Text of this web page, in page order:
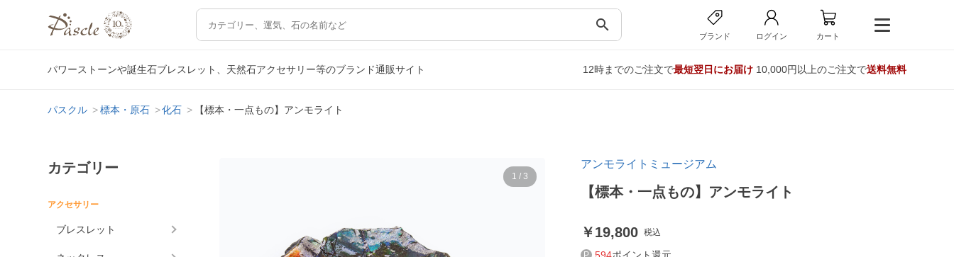
search
ブランド ログイン カート
パワーストーンや誕生石ブレスレット、天然石アクセサリー等のブランド通販サイト 12時までのご注文で最短翌日にお届け10,000円以上のご注文で送料無料
パスクル 標本・原石 化石 【標本・一点もの】アンモライト
カテゴリー
アクセサリー
ブレスレット
1 / 3
アンモライトミュージアム
【標本・一点もの】アンモライト
19,800 税込